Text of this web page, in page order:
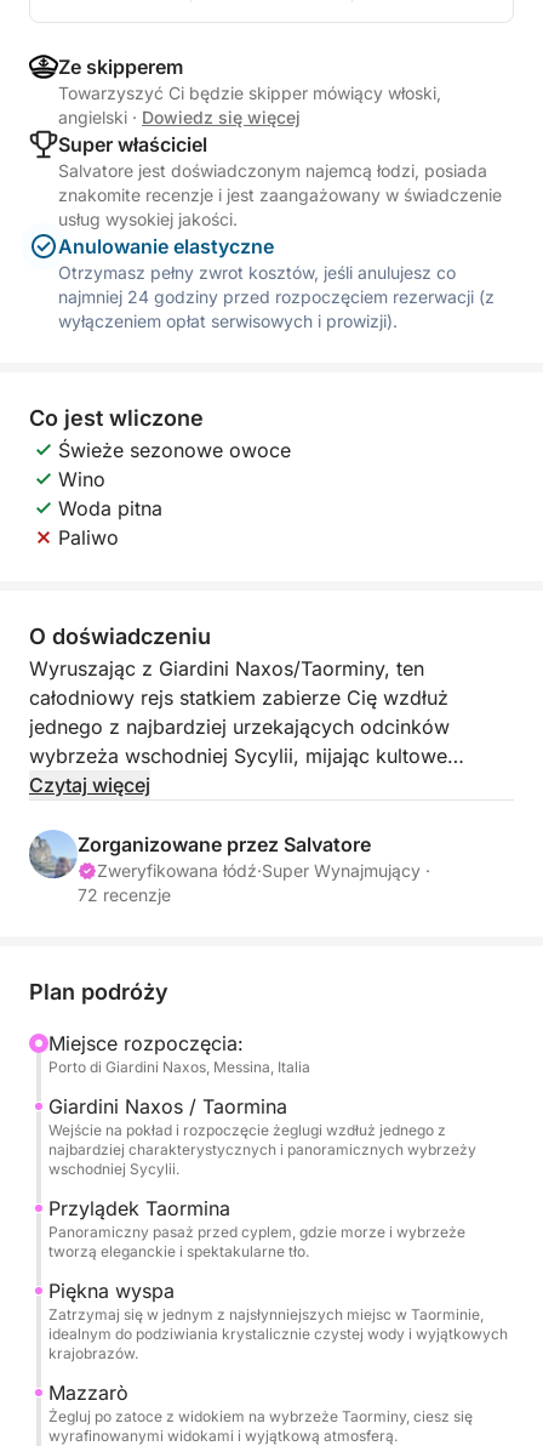
Ze skipperem
Towarzyszyć Ci będzie skipper mówiący włoski,
angielski · Dowiedz się więcej
Super właściciel
Salvatore jest doświadczonym najemcą łodzi, posiada
znakomite recenzje i jest zaangażowany w świadczenie
usług wysokiej jakości.
Anulowanie elastyczne
Otrzymasz pełny zwrot kosztów, jeśli anulujesz co
najmniej 24 godziny przed rozpoczęciem rezerwacji (z
wyłączeniem opłat serwisowych i prowizji).
Co jest wliczone
Świeże sezonowe owoce
Wino
Woda pitna
Paliwo
O doświadczeniu
Wyruszając z Giardini Naxos/Taorminy, ten
całodniowy rejs statkiem zabierze Cię wzdłuż
jednego z najbardziej urzekających odcinków
wybrzeża wschodniej Sycylii, mijając kultowe
zatoki, eleganckie widoki i urzekające miejsca. To
chcą spędzić cały dzień, ciesząc się morzem,
relaksem i niezapomnianymi widokami.
krystalicznie czyste morze spotyka się z
Wybrzeże oferuje tu intensywne kolory, malownicze
zatoczki i idealne widoki na kąpiel lub relaks w
morzu.
Rejs kontynuuje w kierunku Mazzarò i wspaniałej
Syren, ekskluzywnego i wyrafinowanego zakątka,
gdzie natura łączy się z elegancją zatoki. Czyste
wody i ustronne położenie sprawiają, że ten
przystanek jest szczególnie sugestywny w ciągu
dnia.
W końcu docieramy do Sant'Alessio, mijając
malowniczą Grotę Sirene, miejsce pełne uroku i
Czytaj więcej
Zorganizowane przez Salvatore
Zweryfikowana łódź·Super Wynajmujący ·
72 recenzje
Plan podróży
Miejsce rozpoczęcia:
Porto di Giardini Naxos, Messina, Italia
Giardini Naxos / Taormina
Wejście na pokład i rozpoczęcie żeglugi wzdłuż jednego z
najbardziej charakterystycznych i panoramicznych wybrzeży
wschodniej Sycylii.
Przylądek Taormina
Panoramiczny pasaż przed cyplem, gdzie morze i wybrzeże
tworzą eleganckie i spektakularne tło.
Piękna wyspa
Zatrzymaj się w jednym z najsłynniejszych miejsc w Taorminie,
idealnym do podziwiania krystalicznie czystej wody i wyjątkowych
krajobrazów.
Mazzarò
Żegluj po zatoce z widokiem na wybrzeże Taorminy, ciesz się
wyrafinowanymi widokami i wyjątkową atmosferą.